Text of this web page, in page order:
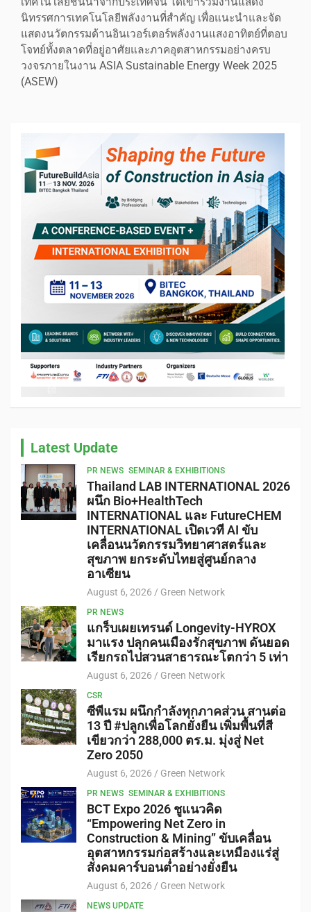
เทคโนโลยีชั้นนำจากประเทศจีน ได้เข้าร่วมงานแสดง
นิทรรศการเทคโนโลยีพลังงานที่สำคัญ เพื่อแนะนำและจัด
แสดงนวัตกรรมด้านอินเวอร์เตอร์พลังงานแสงอาทิตย์ที่ตอบ
โจทย์ทั้งตลาดที่อยู่อาศัยและภาคอุตสาหกรรมอย่างครบ
วงจรภายในงาน ASIA Sustainable Energy Week 2025
(ASEW)
Latest Update
PR NEWS SEMINAR & EXHIBITIONS
Thailand LAB INTERNATIONAL 2026
ผนึก Bio+HealthTech
INTERNATIONAL และ FutureCHEM
INTERNATIONAL เปิดเวที AI ขับ
เคลื่อนนวัตกรรมวิทยาศาสตร์และ
สุขภาพ ยกระดับไทยสู่ศูนย์กลาง
อาเซียน
August 6, 2026 Green Network
PR NEWS
แกร็บเผยเทรนด์ Longevity-HYROX
มาแรง ปลุกคนเมืองรักสุขภาพ ดันยอด
เรียกรถไปสวนสาธารณะโตกว่า 5 เท่า
August 6, 2026 Green Network
CSR
ซีพีแรม ผนึกกำลังทุกภาคส่วน สานต่อ
13 ปี #ปลูกเพื่อโลกยั่งยืน เพิ่มพื้นที่สี
เขียวกว่า 288,000 ตร.ม. มุ่งสู่ Net
Zero 2050
August 6, 2026 Green Network
PR NEWS SEMINAR & EXHIBITIONS
BCT Expo 2026 ชูแนวคิด
“Empowering Net Zero in
Construction & Mining” ขับเคลื่อน
อุตสาหกรรมก่อสร้างและเหมืองแร่สู่
สังคมคาร์บอนต่ำอย่างยั่งยืน
August 6, 2026 Green Network
NEWS UPDATE